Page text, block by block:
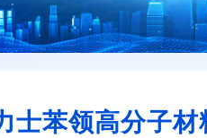
士苯领高分子